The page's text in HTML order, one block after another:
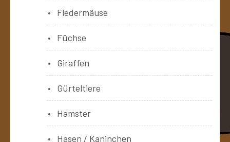
Fledermäuse
Füchse
Giraffen
Gürteltiere
Hamster
Hasen / Kaninchen